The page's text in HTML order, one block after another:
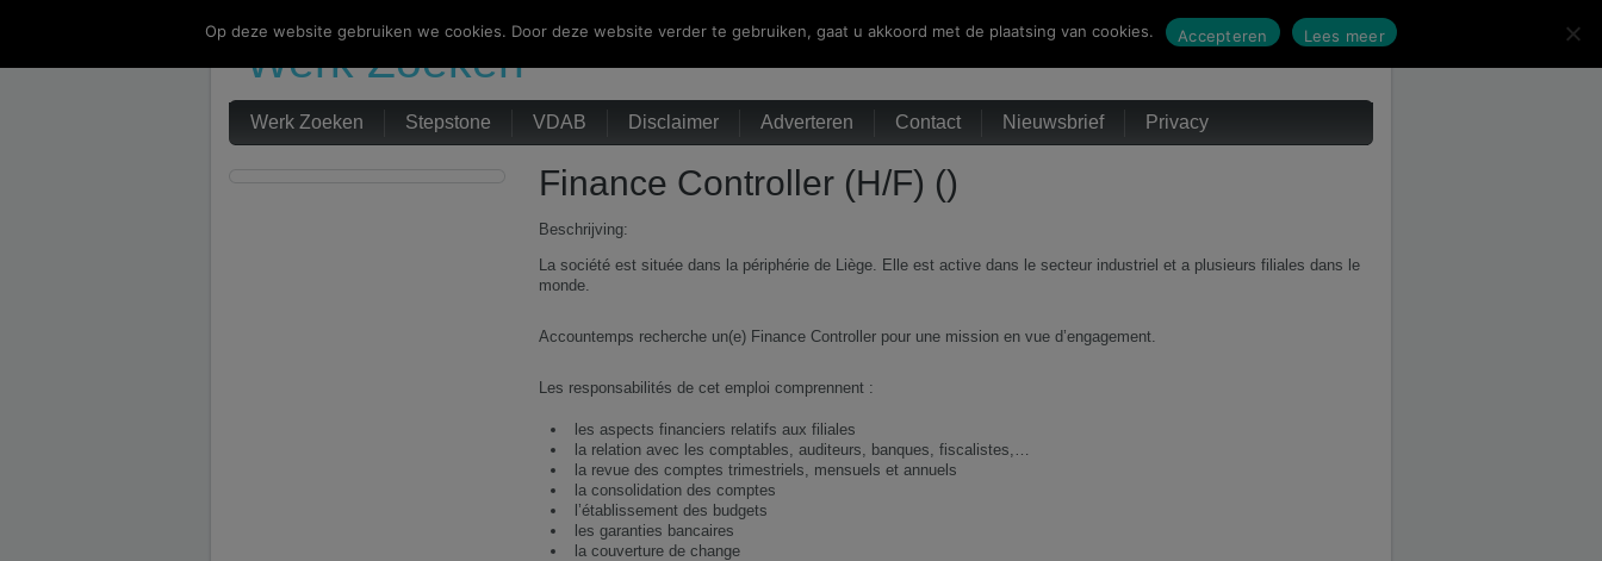
Werk Zoeken
Werk Zoeken Stepstone VDAB Disclaimer Adverteren Contact Nieuwsbrief Privacy
Finance Controller (H/F) ()
Beschrijving:
La société est située dans la périphérie de Liège. Elle est active dans le secteur industriel et a plusieurs filiales dans le
monde.
Accountemps recherche un(e) Finance Controller pour une mission en vue d’engagement.
Les responsabilités de cet emploi comprennent :
les aspects financiers relatifs aux filiales
la relation avec les comptables, auditeurs, banques, fiscalistes,…
la revue des comptes trimestriels, mensuels et annuels
la consolidation des comptes
l’établissement des budgets
les garanties bancaires
la couverture de change
Op deze website gebruiken we cookies. Door deze website verder te gebruiken, gaat u akkoord met de plaatsing van cookies. Accepteren Lees meer